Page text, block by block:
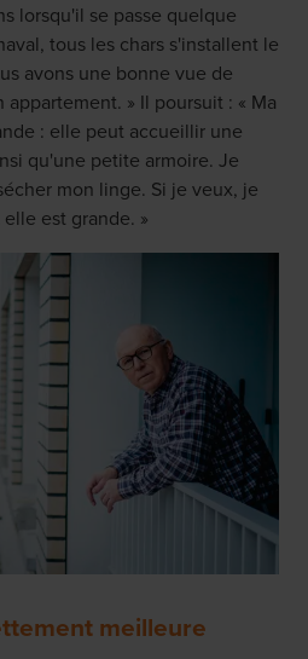
lorsqu'il se passe quelque
tous les chars s'installent le
avons une bonne vue de
» Il poursuit : « Ma
: elle peut accueillir une
qu'une petite armoire. Je
mon linge. Si je veux, je
est grande. »
meilleure